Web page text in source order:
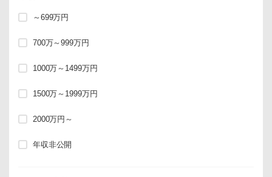
～699万円
700万～999万円
1000万～1499万円
1500万～1999万円
2000万円～
年収非公開